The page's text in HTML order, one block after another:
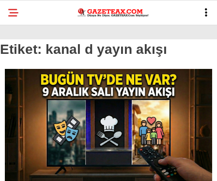
23.9
MANISA
VİDEO YAZARLAR
DÜNYA
GÜNDEM
SIYASET
SPOR
Etiket: kanal d yayın akışı